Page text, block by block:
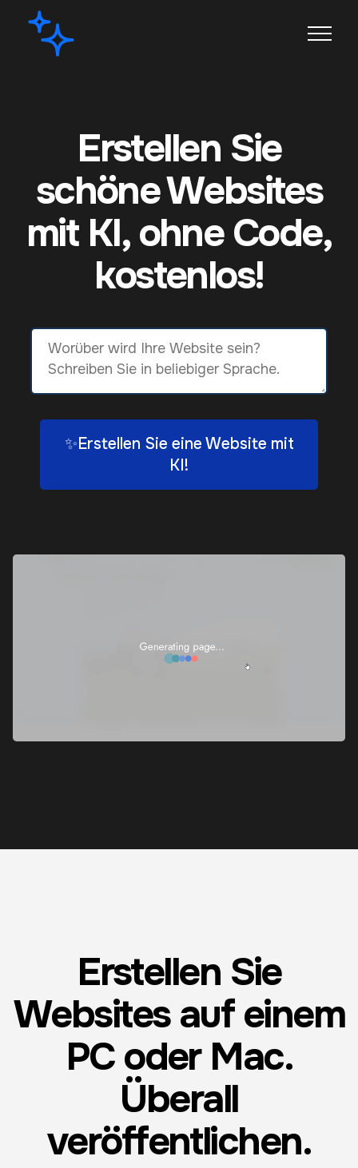
Erstellen Sie
schöne Websites
mit KI, ohne Code,
kostenlos!
✨Erstellen Sie eine Website mit
KI!
Erstellen Sie
Websites auf einem
PC oder Mac.
Überall
veröffentlichen.